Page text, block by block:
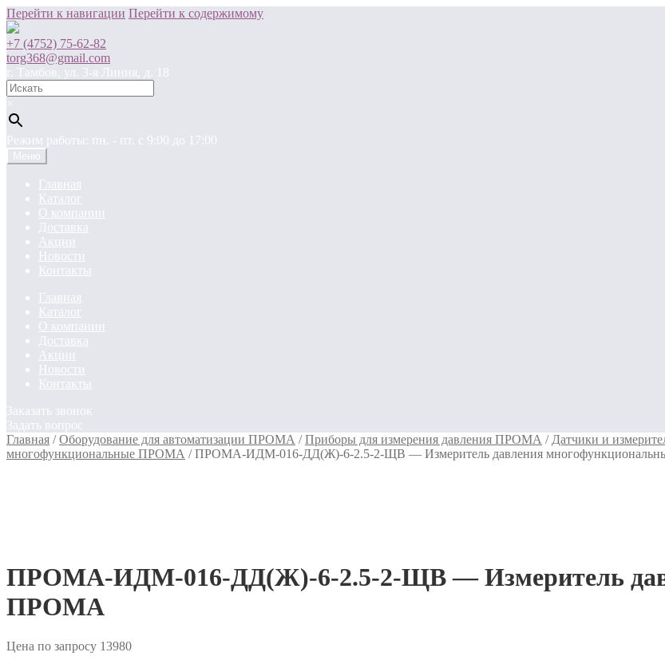
Перейти к навигации Перейти к содержимому
+7 (4752) 75-62-82
torg368@gmail.com
г. Тамбов, ул. 3-я Линия, д. 18
×
Режим работы: пн. - пт. c 9:00 до 17:00
Меню
Главная
Каталог
О компании
Доставка
Акции
Новости
Контакты
Главная
Каталог
О компании
Доставка
Акции
Новости
Контакты
Заказать звонок
Задать вопрос
Главная /Оборудование для автоматизации ПРОМА /Приборы для измерения давления ПРОМА / Датчики и
многофункциональные ПРОМА /ПРОМА-ИДМ-016-ДД(Ж)-6-2.5-2-ЩВ — Измеритель давления
ПРОМА-ИДМ-016-ДД(Ж)-6-2.5-2-ЩВ — Измеритель
ПРОМА
Цена по запросу 13980